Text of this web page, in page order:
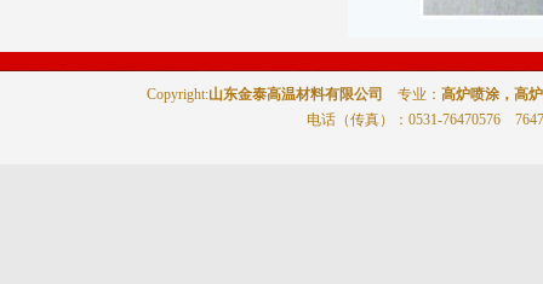
Copyright:山东金泰高温材料有限公司 专业： 高炉喷涂，高
电话（传真）
：0531-76470576